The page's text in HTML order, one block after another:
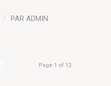
/ PARADMIN
Page 1 of 12